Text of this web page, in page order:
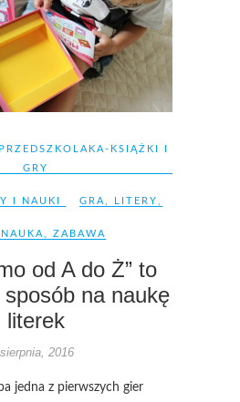
KSIĄŻKI I
GRY
I NAUKI GRA LITERY
NAUKA ZABAWA
od A do Ż” to
sposób na naukę
literek
2016
jedna z pierwszych gier